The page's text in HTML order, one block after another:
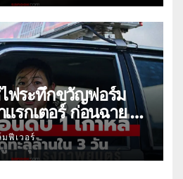
ฟระทึกขวัญฟอร์ม
รกเตอร์ ก่อนฉาย 9
ฟีเวอร์